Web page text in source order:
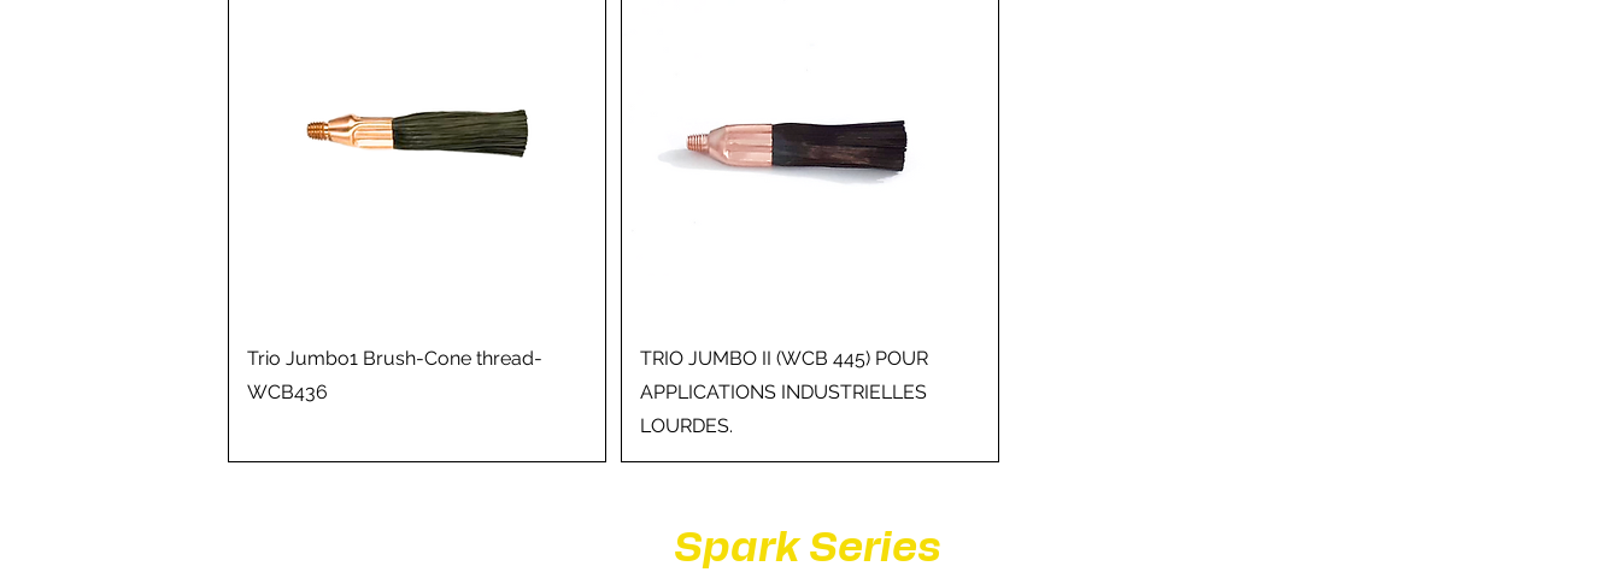
Trio Jumbo1 Brush-Cone thread-
WCB436
TRIO JUMBO II (WCB 445) POUR
APPLICATIONS INDUSTRIELLES
LOURDES.
Spark Series